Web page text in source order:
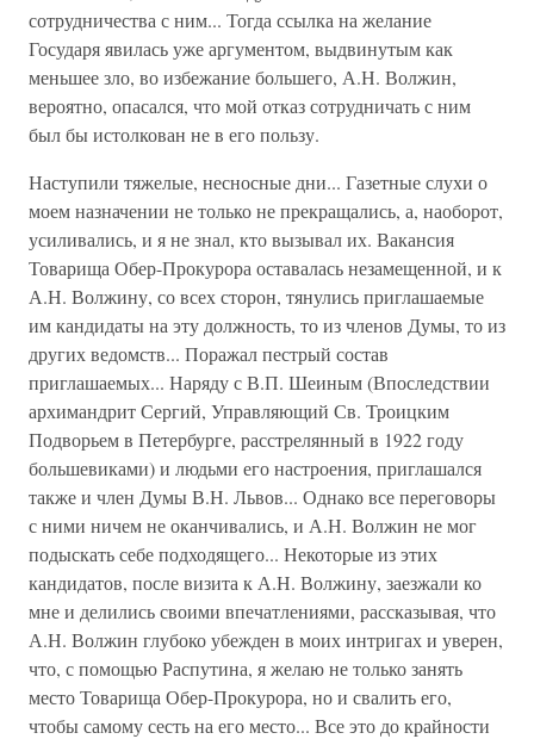
сотрудничества с ним... Тогда ссылка на желание
Государя явилась уже аргументом, выдвинутым как
меньшее зло, во избежание большего, А.Н. Волжин,
вероятно, опасался, что мой отказ сотрудничать с ним
был бы истолкован не в его пользу.
Наступили тяжелые, несносные дни... Газетные слухи о
моем назначении не только не прекращались, а, наоборот,
усиливались, и я не знал, кто вызывал их. Вакансия
Товарища Обер-Прокурора оставалась незамещенной, и к
А.Н. Волжину, со всех сторон, тянулись приглашаемые
им кандидаты на эту должность, то из членов Думы, то из
других ведомств... Поражал пестрый состав
приглашаемых... Наряду с В.П. Шеиным (Впоследствии
архимандрит Сергий, Управляющий Св. Троицким
Подворьем в Петербурге, расстрелянный в 1922 году
большевиками) и людьми его настроения, приглашался
также и член Думы В.Н. Львов... Однако все переговоры
с ними ничем не оканчивались, и А.Н. Волжин не мог
подыскать себе подходящего... Некоторые из этих
кандидатов, после визита к А.Н. Волжину, заезжали ко
мне и делились своими впечатлениями, рассказывая, что
А.Н. Волжин глубоко убежден в моих интригах и уверен,
что, с помощью Распутина, я желаю не только занять
место Товарища Обер-Прокурора, но и свалить его,
чтобы самому сесть на его место... Все это до крайности